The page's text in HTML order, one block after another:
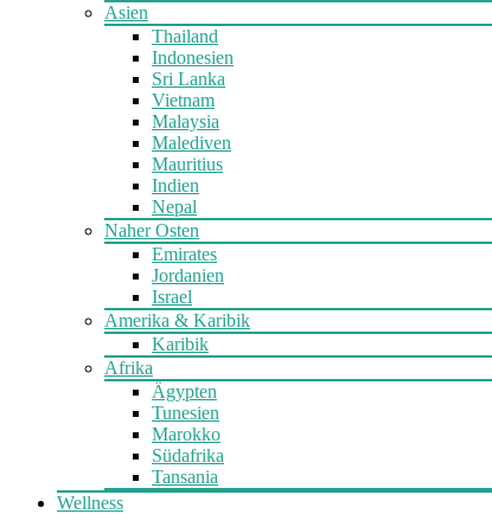
Asien
Thailand
Indonesien
Sri Lanka
Vietnam
Malaysia
Malediven
Mauritius
Indien
Nepal
Naher Osten
Emirates
Jordanien
Israel
Amerika & Karibik
Karibik
Afrika
Ägypten
Tunesien
Marokko
Südafrika
Tansania
Wellness